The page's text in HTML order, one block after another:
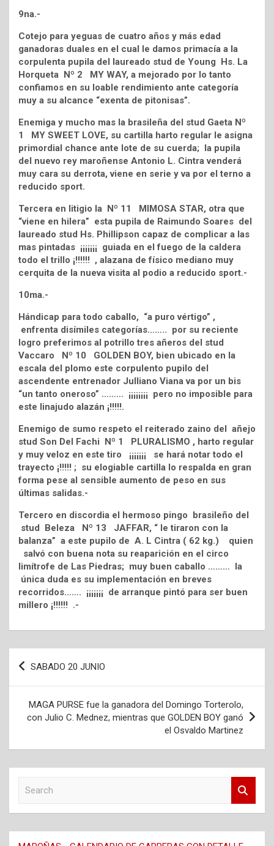
9na.-
Cotejo para yeguas de cuatro años y más edad
ganadoras duales en el cual le damos primacía a la
corpulenta pupila del laureado stud de Young Hs. La
Horqueta Nº 2 MY WAY, a mejorado por lo tanto
confiamos en su loable rendimiento ante categoría
muy a su alcance “exenta de pitonisas”.
Enemiga y mucho mas la brasileña del stud Gaeta Nº
1 MY SWEET LOVE, su cartilla harto regular le asigna
primordial chance ante lote de su cuerda; la pupila
del nuevo rey maroñense Antonio L. Cintra venderá
muy cara su derrota, viene en serie y va por el terno a
reducido sport.
Tercera en litigio la Nº 11 MIMOSA STAR, otra que
“viene en hilera” esta pupila de Raimundo Soares del
laureado stud Hs. Phillipson capaz de complicar a las
mas pintadas ¡¡¡¡¡¡¡ guiada en el fuego de la caldera
todo el trillo ¡!!!!!! , alazana de físico mediano muy
cerquita de la nueva visita al podio a reducido sport.-
10ma.-
Hándicap para todo caballo, “a puro vértigo” ,
enfrenta disímiles categorías…….. por su reciente
logro preferimos al potrillo tres añeros del stud
Vaccaro Nº 10 GOLDEN BOY, bien ubicado en la
escala del plomo este corpulento pupilo del
ascendente entrenador Julliano Viana va por un bis
“un tanto oneroso” ……… ¡¡¡¡¡¡¡¡ pero no imposible para
este linajudo alazán ¡!!!!!.
Enemigo de sumo respeto el reiterado zaino del añejo
stud Son Del Fachi Nº 1 PLURALISMO , harto regular
y muy veloz en este tiro ¡¡¡¡¡¡¡ se hará notar todo el
trayecto ¡!!!!! ; su elogiable cartilla lo respalda en gran
forma pese al sensible aumento de peso en sus
últimas salidas.-
Tercero en discordia el hermoso pingo brasileño del
stud Beleza Nº 13 JAFFAR, “ le tiraron con la
balanza” a este pupilo de A. L Cintra ( 62 kg.) quien
salvó con buena nota su reaparición en el circo
limítrofe de Las Piedras; muy buen caballo ……… la
única duda es su implementación en breves
recorridos……. ¡¡¡¡¡¡¡ de arranque pintó para ser buen
millero ¡!!!!!! .-
Navegación
SABADO 20 JUNIO
MAGA PURSE fue la ganadora del Domingo Torterolo,
con Julio C. Mednez, mientras que GOLDEN BOY ganó
el Osvaldo Martinez
c